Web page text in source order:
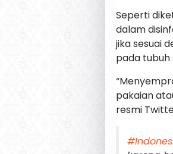
Seperti
dalam
jika sesuai
pada tubuh
pakaian
resmi